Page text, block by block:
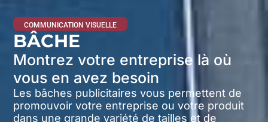
COMMUNICATION VISUELLE
BÂCHE
Montrez votre entreprise là où
vous en avez besoin
Les bâches publicitaires vous permettent de
promouvoir votre entreprise ou votre produit
dans une grande variété de tailles et de